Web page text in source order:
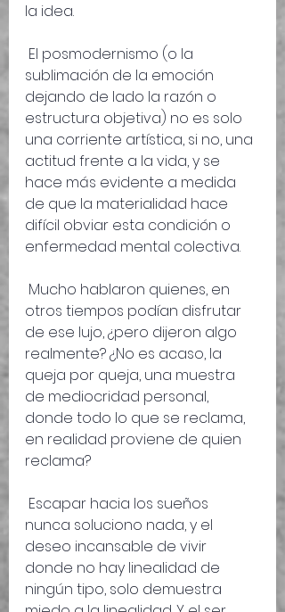
la idea.
sublimación de la emoción
dejando de lado la razón o
estructura objetiva) no es solo
una corriente artística, si no, una
actitud frente a la vida, y se
hace más evidente a medida
de que la materialidad hace
difícil obviar esta condición o
enfermedad mental colectiva.
otros tiempos podían disfrutar
de ese lujo, ¿pero dijeron algo
realmente? ¿No es acaso, la
queja por queja, una muestra
de mediocridad personal,
donde todo lo que se reclama,
en realidad proviene de quien
reclama?
nunca soluciono nada, y el
deseo incansable de vivir
donde no hay linealidad de
ningún tipo, solo demuestra